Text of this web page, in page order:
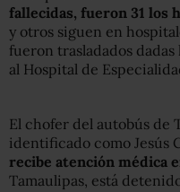
fallecidas, fueron 31 los
y otros siguen en
fueron trasladados dadas
al Hospital de
El chofer del autobús de
identificado como Jesús
recibe atención médica
Tamaulipas, está